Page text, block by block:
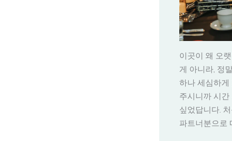
이곳이 왜 오
게 아니라, 정
하나 세심하게
주시니까 시
싶었답니다.
파트너분으로